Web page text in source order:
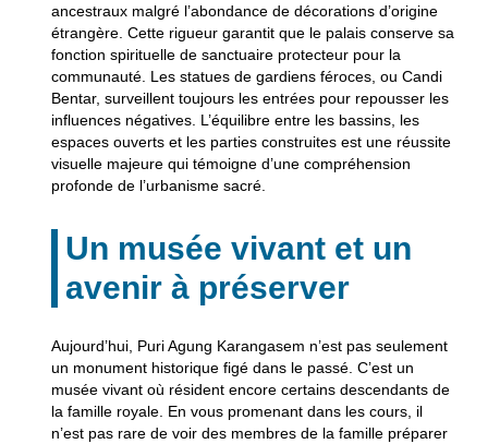
ancestraux malgré l’abondance de décorations d’origine
étrangère. Cette rigueur garantit que le palais conserve sa
fonction spirituelle de sanctuaire protecteur pour la
communauté. Les statues de gardiens féroces, ou Candi
Bentar, surveillent toujours les entrées pour repousser les
influences négatives. L’équilibre entre les bassins, les
espaces ouverts et les parties construites est une réussite
visuelle majeure qui témoigne d’une compréhension
profonde de l’urbanisme sacré.
Un musée vivant et un
avenir à préserver
Aujourd’hui, Puri Agung Karangasem n’est pas seulement
un monument historique figé dans le passé. C’est un
musée vivant où résident encore certains descendants de
la famille royale. En vous promenant dans les cours, il
n’est pas rare de voir des membres de la famille préparer